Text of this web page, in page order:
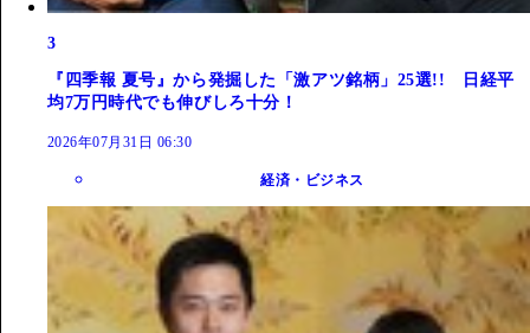
3
『四季報 夏号』から発掘した「激アツ銘柄」25選!! 日経平
均7万円時代でも伸びしろ十分！
2026年07月31日 06:30
経済・ビジネス